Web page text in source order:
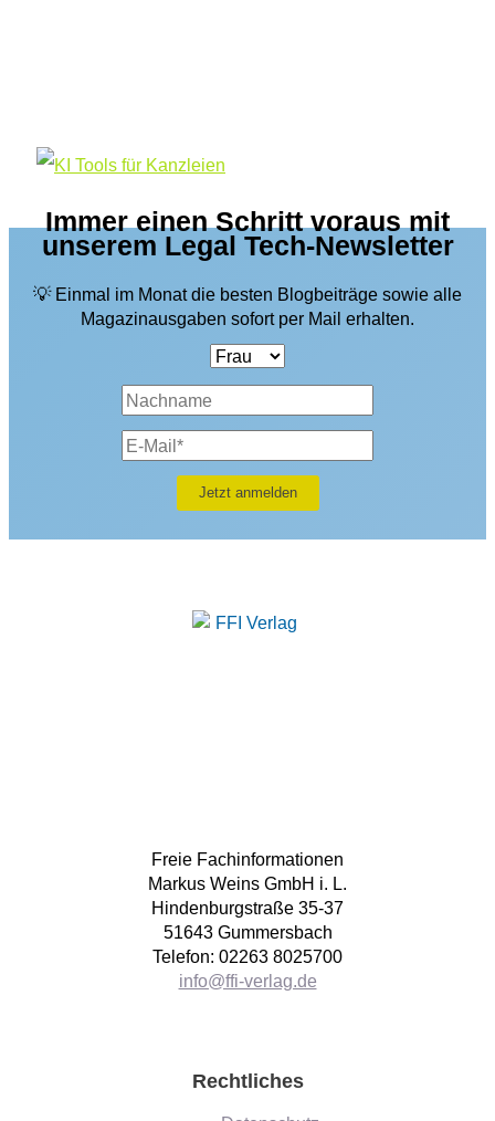
Immer einen Schritt voraus mit
unserem Legal Tech-Newsletter
💡 Einmal im Monat die besten Blogbeiträge sowie alle
Magazinausgaben sofort per Mail erhalten.
Freie Fachinformationen
Markus Weins GmbH i. L.
Hindenburgstraße 35-37
51643 Gummersbach
Telefon: 02263 8025700
info@ffi-verlag.de
Rechtliches